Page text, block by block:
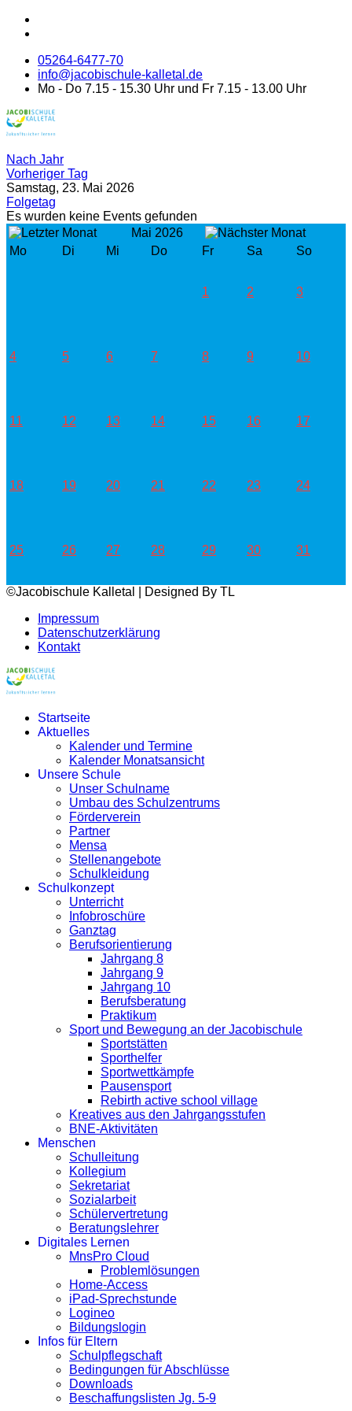
05264-6477-70
info@jacobischule-kalletal.de
Mo - Do 7.15 - 15.30 Uhr und Fr 7.15 - 13.00 Uhr
Nach Jahr
Vorheriger Tag
Samstag, 23. Mai 2026
Folgetag
Es wurden keine Events gefunden
Mai 2026
Mo
Di Mi Do Fr Sa So
1 2 3
4 5 6 7 8 9 10
11 12 13 14 15 16 17
18 19 20 21 22 23 24
25 26 27 28 29 30 31
©Jacobischule Kalletal | Designed By TL
Impressum
Datenschutzerklärung
Kontakt
Startseite
Aktuelles
Kalender und Termine
Kalender Monatsansicht
Unsere Schule
Unser Schulname
Umbau des Schulzentrums
Förderverein
Partner
Mensa
Stellenangebote
Schulkleidung
Schulkonzept
Unterricht
Infobroschüre
Ganztag
Berufsorientierung
Jahrgang 8
Jahrgang 9
Jahrgang 10
Berufsberatung
Praktikum
Sport und Bewegung an der Jacobischule
Sportstätten
Sporthelfer
Sportwettkämpfe
Pausensport
Rebirth active school village
Kreatives aus den Jahrgangsstufen
BNE-Aktivitäten
Menschen
Schulleitung
Kollegium
Sekretariat
Sozialarbeit
Schülervertretung
Beratungslehrer
Digitales Lernen
MnsPro Cloud
Problemlösungen
Home-Access
iPad-Sprechstunde
Logineo
Bildungslogin
Infos für Eltern
Schulpflegschaft
Bedingungen für Abschlüsse
Downloads
Beschaffungslisten Jg. 5-9